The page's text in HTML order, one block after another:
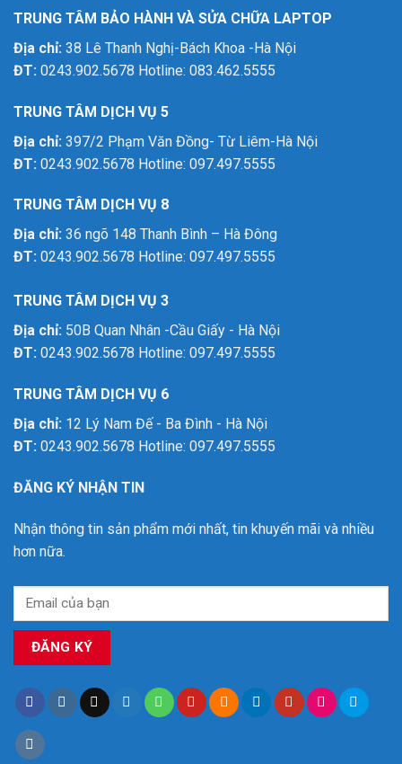
TRUNG TÂM BẢO HÀNH VÀ SỬA CHỮA LAPTOP
Địa chỉ: 38 Lê Thanh Nghị-Bách Khoa -Hà Nội
ĐT: 0243.902.5678 Hotline: 083.462.5555
TRUNG TÂM DỊCH VỤ 5
Địa chỉ: 397/2 Phạm Văn Đồng- Từ Liêm-Hà Nội
ĐT: 0243.902.5678 Hotline: 097.497.5555
TRUNG TÂM DỊCH VỤ 8
Địa chỉ: 36 ngõ 148 Thanh Bình – Hà Đông
ĐT: 0243.902.5678 Hotline: 097.497.5555
TRUNG TÂM DỊCH VỤ 3
Địa chỉ: 50B Quan Nhân -Cầu Giấy - Hà Nội
ĐT: 0243.902.5678 Hotline: 097.497.5555
TRUNG TÂM DỊCH VỤ 6
Địa chỉ: 12 Lý Nam Đế - Ba Đình - Hà Nội
ĐT: 0243.902.5678 Hotline: 097.497.5555
ĐĂNG KÝ NHẬN TIN
Nhận thông tin sản phẩm mới nhất, tin khuyến mãi và nhiều
hơn nữa.